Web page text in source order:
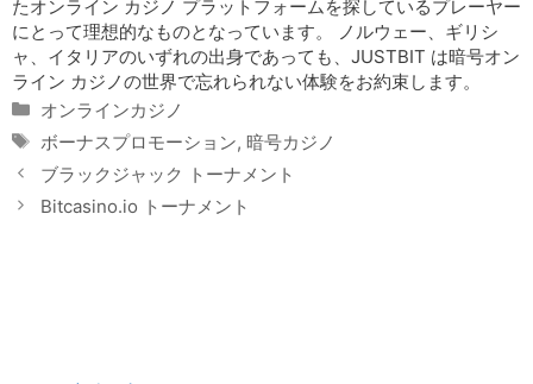
たオンライン カジノ プラットフォームを探しているプレーヤー
にとって理想的なものとなっています。 ノルウェー、ギリシ
ャ、イタリアのいずれの出身であっても、JUSTBIT は暗号オン
ライン カジノの世界で忘れられない体験をお約束します。
Categories
オンラインカジノ
Tags
ボーナスプロモーション, 暗号カジノ
ブラックジャック トーナメント
Bitcasino.io トーナメント